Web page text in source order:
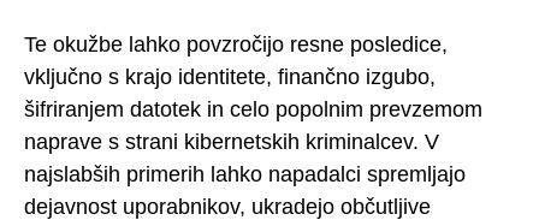
Te okužbe lahko povzročijo resne posledice,
vključno s krajo identitete, finančno izgubo,
šifriranjem datotek in celo popolnim prevzemom
naprave s strani kibernetskih kriminalcev. V
najslabših primerih lahko napadalci spremljajo
dejavnost uporabnikov, ukradejo občutljive